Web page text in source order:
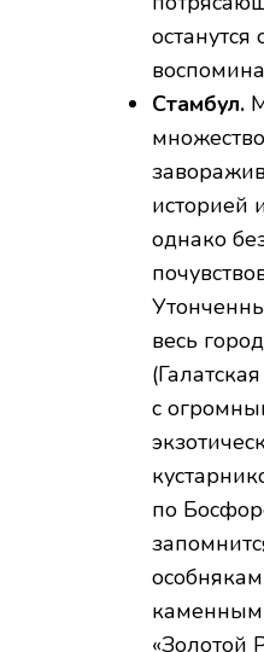
Стамбул.
историей
однако
весь
с
по
«Золотой